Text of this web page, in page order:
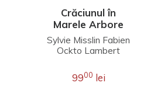
Crăciunul în
Marele Arbore
Sylvie Misslin Fabien
Ockto Lambert
9900 lei